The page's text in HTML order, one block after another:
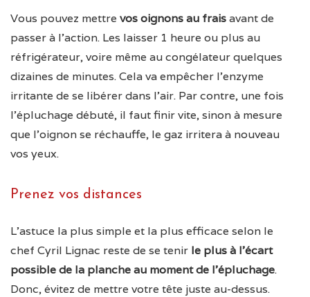
Vous pouvez mettre vos oignons au fraisavant de
passer à l’action. Les laisser 1 heure ou plus au
réfrigérateur, voire même au congélateur quelques
dizaines de minutes. Cela va empêcher l’enzyme
irritante de se libérer dans l’air. Par contre, une fois
l’épluchage débuté, il faut finir vite, sinon à mesure
que l’oignon se réchauffe, le gaz irritera à nouveau
vos yeux.
Prenez vos distances
L’astuce la plus simple et la plus efficace selon le
chef Cyril Lignac reste de se tenir le plus à l’écart
possible de la planche au moment de l’épluchage.
Donc, évitez de mettre votre tête juste au-dessus.